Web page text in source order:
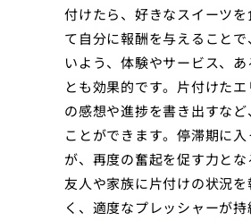
付けたら、好きなスイーツ
て自分に報酬を与えること
いよう、体験やサービス、
とも効果的です。片付けた
の感想や進捗を書き出すな
ことができます。停滞期に
が、再度の奮起を促す力と
友人や家族に片付けの状況
く、適度なプレッシャーが